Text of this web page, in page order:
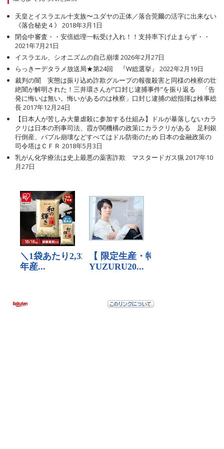
天皇とイスラエル十支族〜ユダヤの正体／落合莞爾の活字に出来ない
《落合秘史４》 2018年3月1日
閉会中審査・・安倍総理一転受け入れ！！支持率下げ止まらず・・
2021年7月21日
イスラエル、シオニズムの自己崩壊2026年2月27日
らっきーデタラメ放送局★第24回 『W総選挙』
2022年2月19日
裁判の闇 実態は振り込め詐欺グループの報復殺害と同様の検察の壮
絶闇が解明された！三井環さんが”口封じ逮捕事件”を振り返る 「告
発に悔いは無い。悔いがあるのは検察」口封じ逮捕の総指揮は検事総
長2017年12月24日
【日本人が苦しみ大量虐殺に参加する仕組み】ドルが暴落しないカラ
クリは日本の刑事司法、霞が関機構の政策にカラクリがある 足利銀
行倒産、バブル崩壊などすべてはドル防衛のため 日本の金融政策の
司令塔はＣＦＲ 2018年5月3日
乳がん化学療法は史上最悪の薬害詐欺 マスタードガス猟 2017年10
月27日